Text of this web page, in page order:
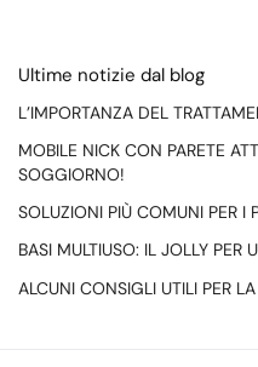
Ultime notizie dal blog
L’IMPORTANZA DEL
MOBILE NICK CON PARETE
SOGGIORNO!
SOLUZIONI PIÙ COMUNI PER I
BASI MULTIUSO: IL JOLLY PER
ALCUNI CONSIGLI UTILI PER